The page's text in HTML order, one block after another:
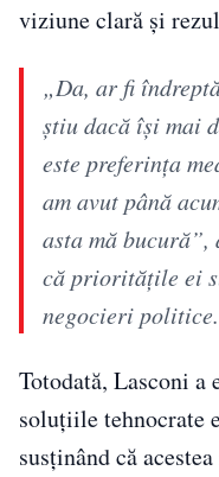
viziune clară și
„Da, ar fi
știu dacă își mai
este preferința
am avut până
asta mă
că prioritățile ei
negocieri politice.
Totodată, Lasconi a
soluțiile tehnocrate
susținând că